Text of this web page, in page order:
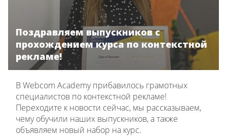
Поздравляем выпускников с
прохождением курса по контекстной
рекламе!
В Webcom Academy прибавилось грамотных
специалистов по контекстной рекламе!
Переходите к новости сейчас, мы рассказываем,
чему обучили наших выпускников, а также
объявляем новый набор на курс.